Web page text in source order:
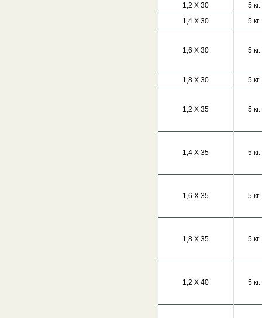
1,2 Х 30
5 кг.
1,4 Х 30
5 кг.
1,6 Х 30 5 кг.
1,8 Х 30 5 кг.
1,2 Х 35 5 кг.
1,4 Х 35 5 кг.
1,6 Х 35 5 кг.
1,8 Х 35 5 кг.
1,2 Х 40 5 кг.